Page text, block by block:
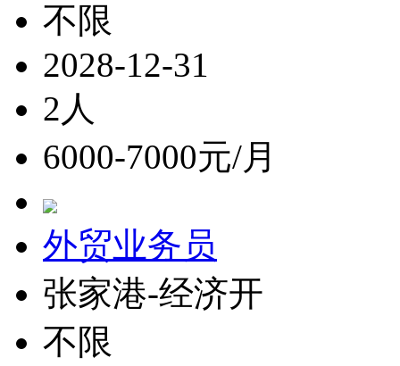
不限
2028-12-31
2人
6000-7000元/月
外贸业务员
张家港-经济开
不限